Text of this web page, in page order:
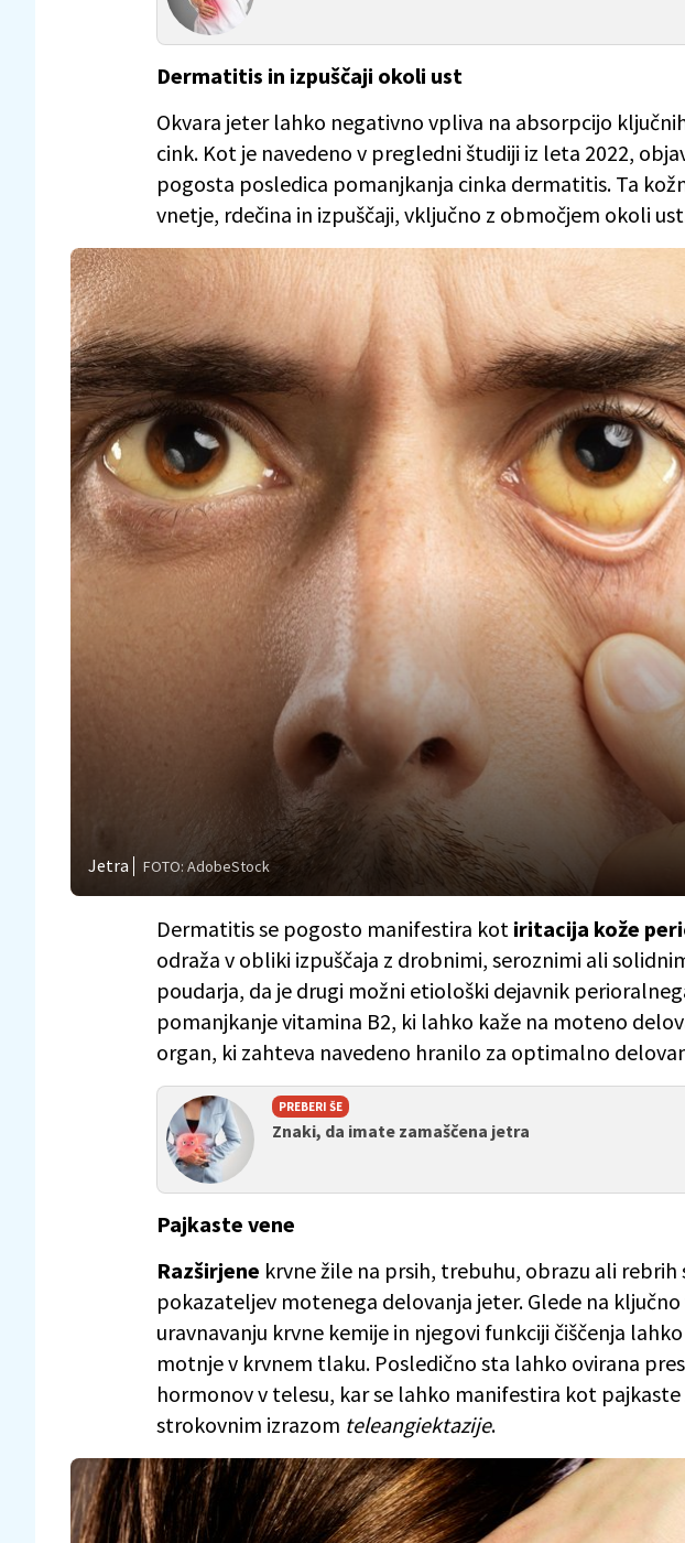
Dermatitis in izpuščaji okoli ust
Okvara jeter lahko negativno vpliva na absorpcijo
cink. Kot je navedeno v pregledni študiji iz leta 2022,
pogosta posledica pomanjkanja cinka dermatitis. Ta
vnetje, rdečina in izpuščaji, vključno z območjem okoli
Jetra FOTO: AdobeStock
Dermatitis se pogosto manifestira kot iritacija kože
odraža v obliki izpuščaja z drobnimi, seroznimi ali
poudarja, da je drugi možni etiološki dejavnik
pomanjkanje vitamina B2, ki lahko kaže na moteno
organ, ki zahteva navedeno hranilo za optimalno
PREBERI ŠE
Znaki, da imate zamaščena jetra
Pajkaste vene
Razširjene krvne žile na prsih, trebuhu, obrazu ali rebrih
pokazateljev motenega delovanja jeter. Glede na
uravnavanju krvne kemije in njegovi funkciji čiščenja
motnje v krvnem tlaku. Posledično sta lahko ovirana
hormonov v telesu, kar se lahko manifestira kot
strokovnim izrazom teleangiektazije.